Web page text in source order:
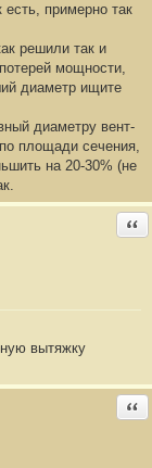
есть, примерно так
решили так и
мощности,
диаметр ищите
диаметру вент-
площади сечения,
на 20-30% (не
вытяжку